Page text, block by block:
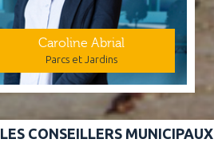
Caroline Abrial
Parcs et Jardins
LES CONSEILLERS MUNICIPAUX